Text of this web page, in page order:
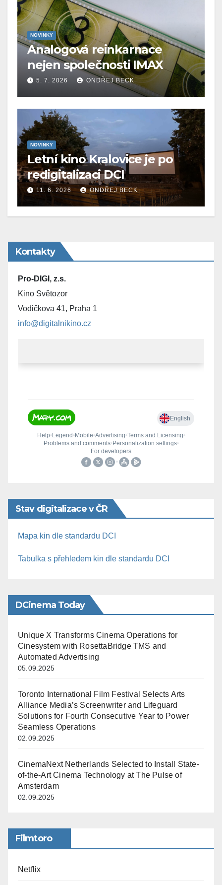
NOVINKY
Analogová reinkarnace
nejen společnosti IMAX
5. 7. 2026 ONDŘEJ BECK
NOVINKY
Letní kino Kralovice je po
redigitalizaci DCI
11. 6. 2026 ONDŘEJ BECK
Kontakty
Pro-DIGI, z.s.
Kino Světozor
Vodičkova 41, Praha 1
info@digitalnikino.cz
Stav digitalizace v ČR
Mapa kin dle standardu DCI
Tabulka s přehledem kin dle standardu DCI
DCinema Today
Unique X Transforms Cinema Operations for
Cinesystem with RosettaBridge TMS and
Automated Advertising
05.09.2025
Toronto International Film Festival Selects Arts
Alliance Media’s Screenwriter and Lifeguard
Solutions for Fourth Consecutive Year to Power
Seamless Operations
02.09.2025
CinemaNext Netherlands Selected to Install State-
of-the-Art Cinema Technology at The Pulse of
Amsterdam
02.09.2025
Filmtoro
Netflix